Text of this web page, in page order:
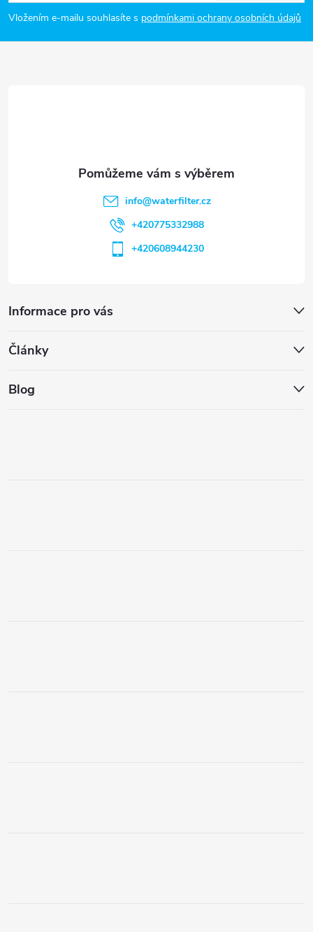
p
a
Vložením e-mailu souhlasíte s podmínkami ochrany osobních údajů
Informace pro vás
Články
Blog
info@waterfilter.cz
+420775332988
+420608944230